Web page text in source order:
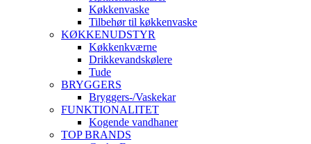
Køkkenvaske
Tilbehør til køkkenvaske
KØKKENUDSTYR
Køkkenkværne
Drikkevandskølere
Tude
BRYGGERS
Bryggers-/Vaskekar
FUNKTIONALITET
Kogende vandhaner
TOP BRANDS